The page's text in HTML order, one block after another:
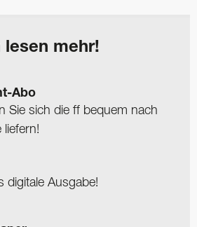
lesen mehr!
Abo
Sie sich die ff bequem nach
liefern!
digitale Ausgabe!